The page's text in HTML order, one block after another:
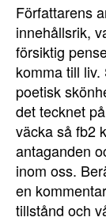
Författarens
innehållsrik,
försiktig
komma till
poetisk
det tecknet
väcka så fb2
antaganden
inom oss.
en
tillstånd och